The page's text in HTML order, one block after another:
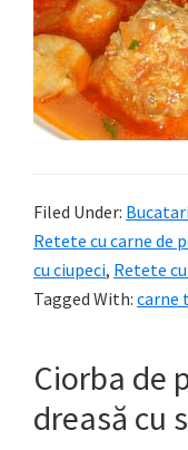
Filed Under:
Retete cu carne de
cu ciupeci, Retete
Tagged With: carne
Ciorba de
dreasă cu